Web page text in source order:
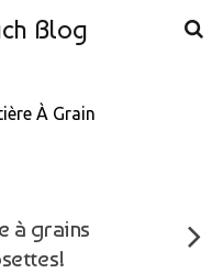
Blog
À Grain
à grains